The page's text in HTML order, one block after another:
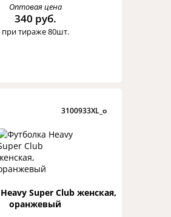
Оптовая цена
340 руб.
при тираже 80шт.
3100933XL_o
Super Club женская,
оранжевый